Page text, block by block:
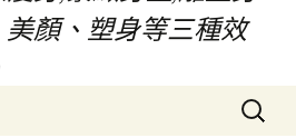
顏、塑身等三種效
搜
尋